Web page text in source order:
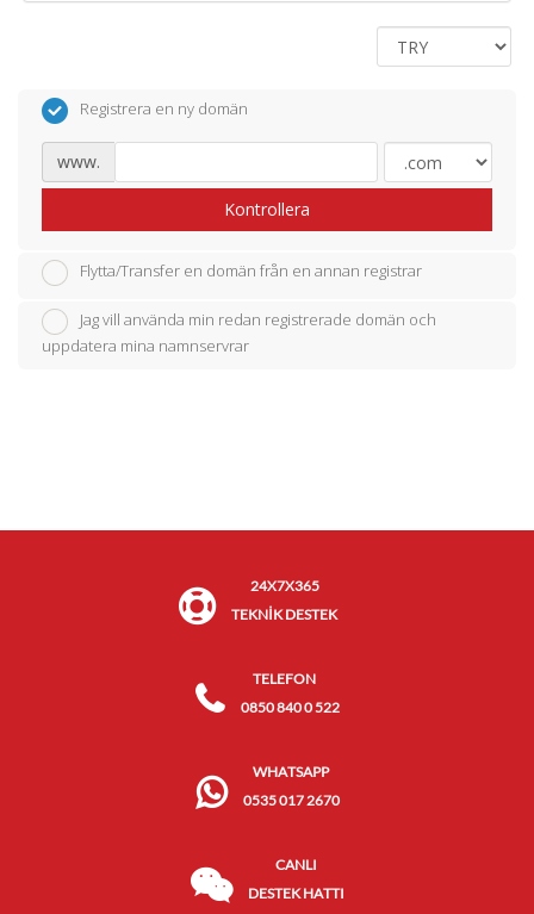
Registrera en ny domän
www.
Kontrollera
Flytta/Transfer en domän från en annan registrar
Jag vill använda min redan registrerade domän och
uppdatera mina namnservrar
24X7X365
TEKNİK DESTEK
TELEFON
0850 840 0 522
WHATSAPP
0535 017 2670
CANLI
DESTEK HATTI